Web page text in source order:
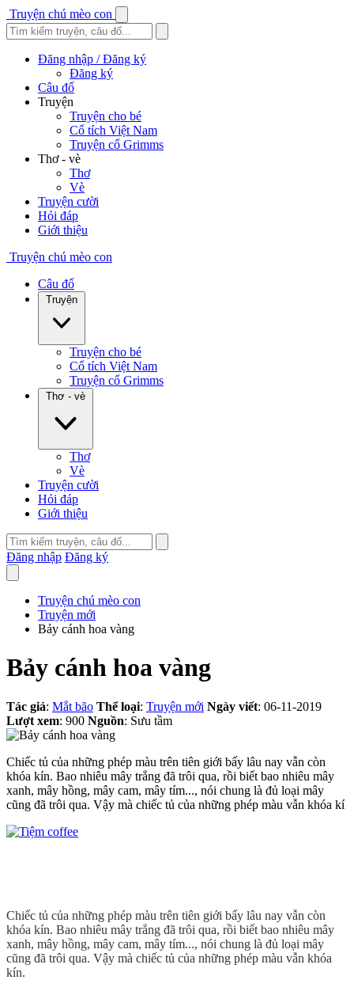
Truyện chú mèo con
Đăng nhập / Đăng ký
Đăng ký
Câu đố
Truyện
Truyện cho bé
Cổ tích Việt Nam
Truyện cổ Grimms
Thơ - vè
Thơ
Vè
Truyện cười
Hỏi đáp
Giới thiệu
Truyện chú mèo con
Câu đố
Truyện
Truyện cho bé
Cổ tích Việt Nam
Truyện cổ Grimms
Thơ - vè
Thơ
Vè
Truyện cười
Hỏi đáp
Giới thiệu
Đăng nhập Đăng ký
Truyện chú mèo con
Truyện mới
Bảy cánh hoa vàng
Bảy cánh hoa vàng
Tác giả: Mắt bão Thể loại: Truyện mới Ngày viết: 06-11-2019
Lượt xem: 900 Nguồn: Sưu tầm
Chiếc tủ của những phép màu trên tiên giới bấy lâu nay vẫn còn
khóa kín. Bao nhiêu mây trắng đã trôi qua, rồi biết bao nhiêu mây
xanh, mây hồng, mây cam, mây tím..., nói chung là đủ loại mây
cũng đã trôi qua. Vậy mà chiếc tủ của những phép màu vẫn khóa kí
Chiếc tủ của những phép màu trên tiên giới bấy lâu nay vẫn còn
khóa kín. Bao nhiêu mây trắng đã trôi qua, rồi biết bao nhiêu mây
xanh, mây hồng, mây cam, mây tím..., nói chung là đủ loại mây
cũng đã trôi qua. Vậy mà chiếc tủ của những phép màu vẫn khóa
kín.